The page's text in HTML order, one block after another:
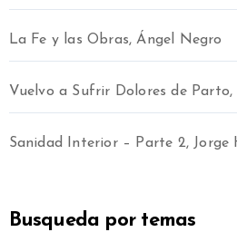
La Fe y las Obras, Ángel Negro
Vuelvo a Sufrir Dolores de Parto,
Sanidad Interior – Parte 2, Jorge
Busqueda por temas